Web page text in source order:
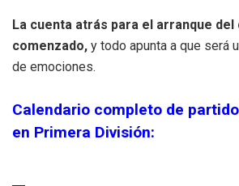
La cuenta atrás para el arranque del
comenzado, y todo apunta a que será
de emociones.
Calendario completo de
en Primera División: